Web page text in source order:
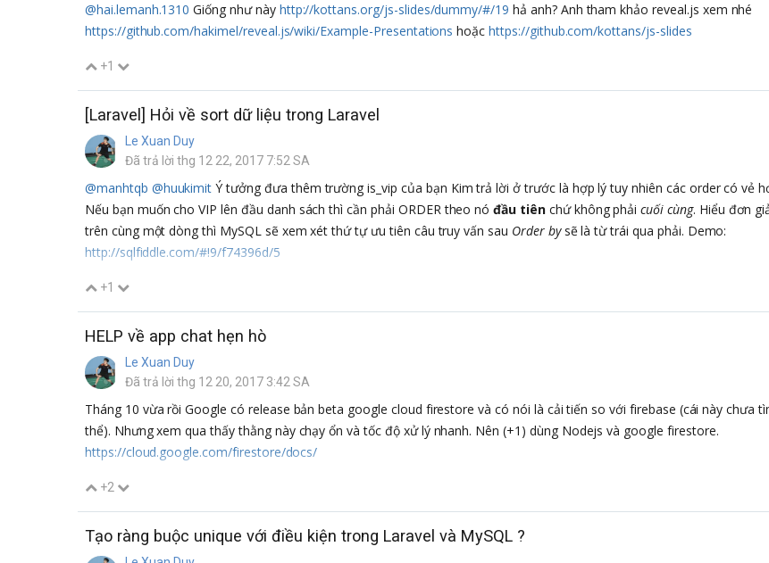
@hai.lemanh.1310 Giống như này http://kottans.org/js-slides/dummy/#/19 hả anh? Anh tham khảo reveal.js xem nhé
https://github.com/hakimel/reveal.js/wiki/Example-Presentations hoặchttps://github.com/kottans/js-slides
+1
[Laravel] Hỏi về sort dữ liệu trong Laravel
Le Xuan Duy
Đã trả lời thg 12 22, 2017 7:52 SA
@manhtqb @huukimit Ý tưởng đưa thêm trường is_vip của bạn Kim trả lời ở trước là hợp lý tuy nhiên các order có vẻ
Nếu bạn muốn cho VIP lên đầu danh sách thì cần phải ORDER theo nóđầu tiênchứ không phảicuối cùng. Hiểu đơn
trên cùng một dòng thì MySQL sẽ xem xét thứ tự ưu tiên câu truy vấn sau Order bysẽ là từ trái qua phải. Demo:
http://sqlfiddle.com/#!9/f74396d/5
+1
HELP về app chat hẹn hò
Le Xuan Duy
Đã trả lời thg 12 20, 2017 3:42 SA
Tháng 10 vừa rồi Google có release bản beta google cloud firestore và có nói là cải tiến so với firebase (cái này chưa
thể). Nhưng xem qua thấy thằng này chạy ổn và tốc độ xử lý nhanh. Nên (+1) dùng Nodejs và google firestore.
https://cloud.google.com/firestore/docs/
+2
Tạo ràng buộc unique với điều kiện trong Laravel và MySQL ?